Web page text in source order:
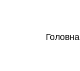
Головна